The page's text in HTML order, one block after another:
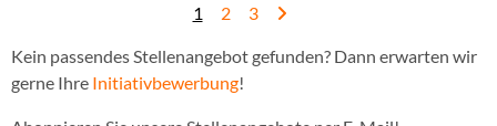
1 2 3
Kein passendes Stellenangebot gefunden? Dann erwarten wir
gerne Ihre Initiativbewerbung!